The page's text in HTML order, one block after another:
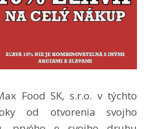
Food SK, s.r.o. v týchto
od otvorenia svojho